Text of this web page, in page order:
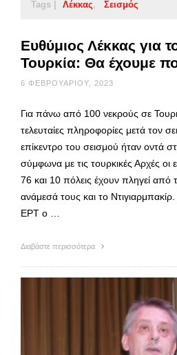
Tags | Λέκκας Σεισμός
Ευθύμιος Λέκκας για
Τουρκία: Θα έχουμε
6 ΦΕΒΡΟΥΑΡΊΟΥ, 2023
Για πάνω από 100 νεκρούς σε
τελευταίες πληροφορίες μετά τον
επίκεντρο του σεισμού ήταν οντά
σύμφωνα με τις τουρκικές Αρχές οι
76 και 10 πόλεις έχουν πληγεί από
ανάμεσά τους και το
ΕΡΤ ο …
Διαβάστε περισσότερα